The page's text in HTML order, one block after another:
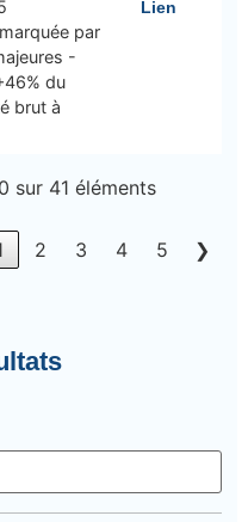
par
-
du
brut à
Lien
sur 41 éléments
2 3 4 5 ❯